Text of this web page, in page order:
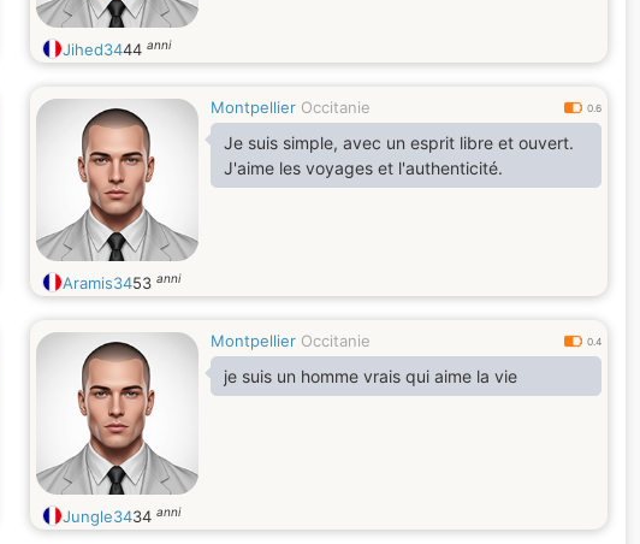
Jihed3444 anni
Montpellier Occitanie 0.6
Je suis simple, avec un esprit libre et ouvert.
J'aime les voyages et l'authenticité.
Aramis3453 anni
Montpellier Occitanie 0.4
je suis un homme vrais qui aime la vie
Jungle3434 anni